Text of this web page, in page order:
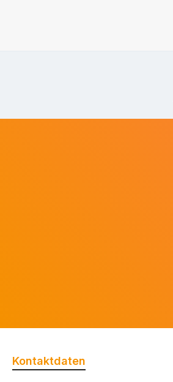
Kontaktdaten